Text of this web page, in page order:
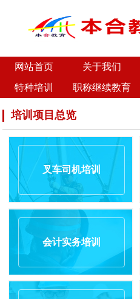
网站首页 关于我们
特种培训
职称继续教育
培训项目总览
叉车司机培训
会计实务培训